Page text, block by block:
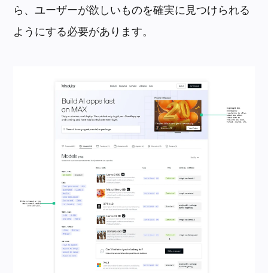
ら、ユーザーが欲しいものを確実に見つけられる
ようにする必要があります。